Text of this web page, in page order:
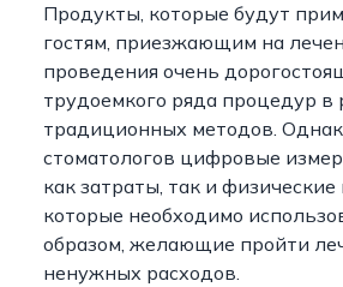
Продукты, которые будут
гостям, приезжающим на
проведения очень
трудоемкого ряда процедур в
традиционных методов.
стоматологов цифровые
как затраты, так и
которые необходимо
образом, желающие пройти
ненужных расходов.